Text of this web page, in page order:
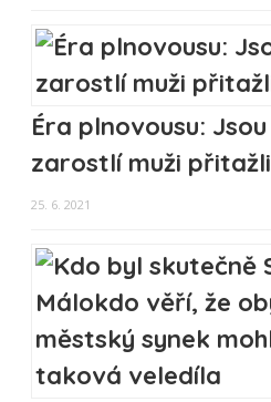
Éra plnovousu:
zarostlí muži
25. 6. 2021